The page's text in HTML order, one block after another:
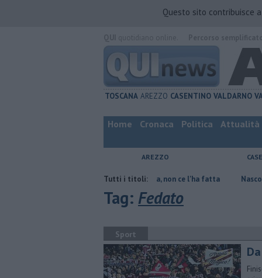
Questo sito contribuisce
TOSCANA AREZZO CASENTINO VALDARNO
Home Cronaca Politica Attualità
AREZZO
Tutti i titoli:
Contagiata da legionella, non ce l'ha fatta Nascosta in un
Tag: Fedato
Sport